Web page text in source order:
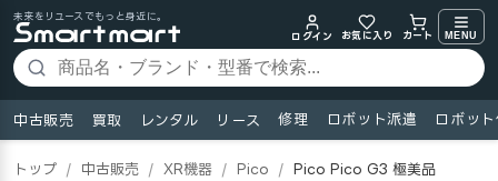
未来をリユースでもっと身近に。
ログイン
お気に入り カート MENU
中古販売 買取 レンタル リース 修理 ロボット派遣 ロボッ
トップ / 中古販売 / XR機器 / Pico / Pico Pico G3 極美品